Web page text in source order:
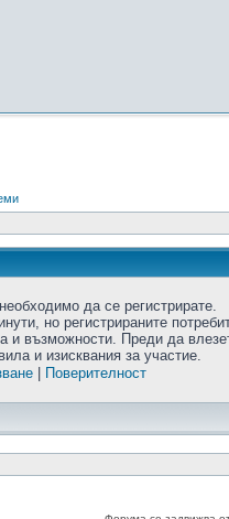
да се регистрирате.
но регистрираните
и възможности. Преди да
и изисквания за участие.
| Поверителност